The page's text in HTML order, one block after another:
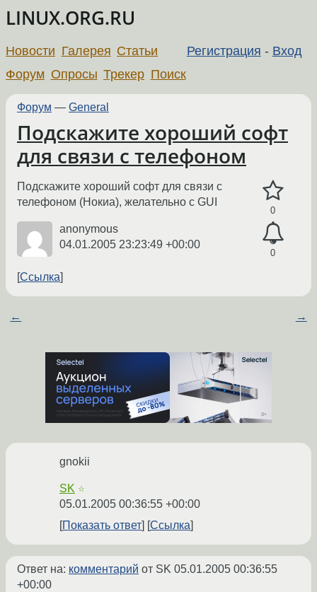
LINUX.ORG.RU
Регистрация - Вход
Новости Галерея Статьи
Форум Опросы Трекер Поиск
Форум — General
Подскажите хороший софт
для связи с телефоном
0
0
Подскажите хороший софт для связи с
телефоном (Нокиа), желательно с GUI
anonymous
04.01.2005 23:23:49 +00:00
Ссылка
← →
gnokii
SK ☆
05.01.2005 00:36:55 +00:00
Показать ответ
Ссылка
Ответ на: комментарий от SK 05.01.2005 00:36:55
+00:00